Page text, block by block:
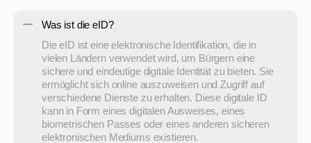
Was ist die eID?
Die eID ist eine elektronische Identifikation, die in
vielen Ländern verwendet wird, um Bürgern eine
sichere und eindeutige digitale Identität zu bieten. Sie
ermöglicht sich online auszuweisen und Zugriff auf
verschiedene Dienste zu erhalten. Diese digitale ID
kann in Form eines digitalen Ausweises, eines
biometrischen Passes oder eines anderen sicheren